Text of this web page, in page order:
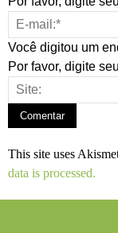
Você digitou um
Por favor, digite
This site uses
data is processed.